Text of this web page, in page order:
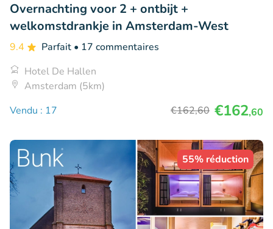
Overnachting voor 2 + ontbijt +
welkomstdrankje in Amsterdam-West
9.4 Parfait • 17 commentaires
Hotel De Hallen
Amsterdam (5km)
Vendu : 17
€162,60 €162,60
55% réduction